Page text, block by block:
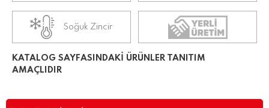
Soğuk Zincir
KATALOG SAYFASINDAKİ ÜRÜNLER TANITIM
AMAÇLIDIR